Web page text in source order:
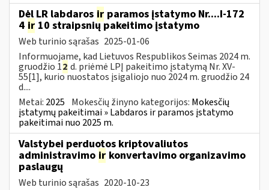
Dėl LR labdaros ir paramos įstatymo Nr....I-172
4 ir 10 straipsnių pakeitimo įstatymo
Web turinio sąrašas 2025-01-06
Informuojame, kad Lietuvos Respublikos Seimas 2024 m.
gruodžio 12 d. priėmė LPĮ pakeitimo įstatymą Nr. XV-
55[1], kurio nuostatos įsigaliojo nuo 2024 m. gruodžio 24
d....
Metai: 2025 Mokesčių žinyno kategorijos: Mokesčių
įstatymų pakeitimai » Labdaros ir paramos įstatymo
pakeitimai nuo 2025 m.
Valstybei perduotos kriptovaliutos
administravimo ir konvertavimo organizavimo
paslaugų
Web turinio sąrašas 2020-10-23